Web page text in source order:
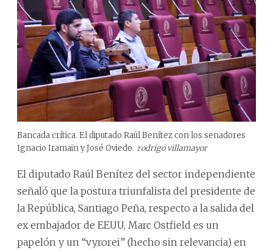
Bancada crítica. El diputado Raúl Benítez con los senadores
Ignacio Iramain y José Oviedo. rodrigo villamayor
El diputado Raúl Benítez del sector independiente
señaló que la postura triunfalista del presidente de
la República, Santiago Peña, respecto a la salida del
ex embajador de EEUU, Marc Ostfield es un
papelón y un “vyrorei” (hecho sin relevancia) en